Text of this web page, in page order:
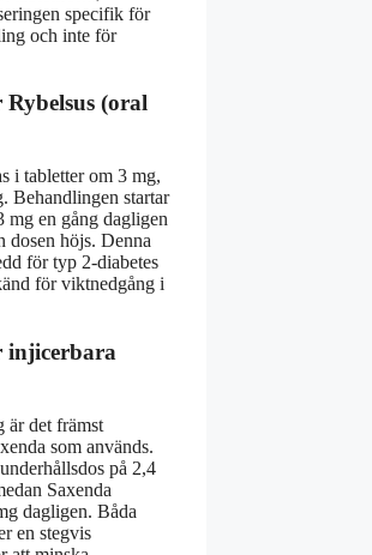
specifik för
och inte för
(oral
i tabletter om 3 mg,
Behandlingen startar
mg en gång dagligen
dosen höjs. Denna
för typ 2-diabetes
för viktnedgång i
injicerbara
är det främst
som används.
på 2,4
Saxenda
dagligen. Båda
en stegvis